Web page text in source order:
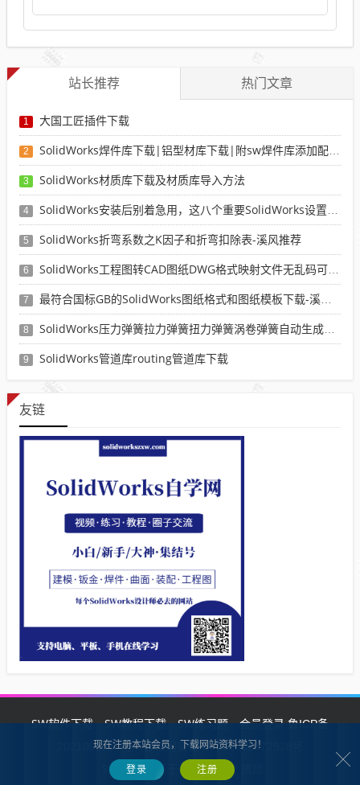
站长推荐 热门文章
1 大国工匠插件下载
2 SolidWorks焊件库下载|铝型材库下载|附sw焊件库添加配置使用教程
3 SolidWorks材质库下载及材质库导入方法
4 SolidWorks安装后别着急用，这八个重要SolidWorks设置可以提高你的画图效率
5 SolidWorks折弯系数之K因子和折弯扣除表-溪风推荐
6 SolidWorks工程图转CAD图纸DWG格式映射文件无乱码可分层-溪风亲测推荐
7 最符合国标GB的SolidWorks图纸格式和图纸模板下载-溪风专用版
8 SolidWorks压力弹簧拉力弹簧扭力弹簧涡卷弹簧自动生成宏程序下载
9 SolidWorks管道库routing管道库下载
友链
SW软件下载 SW教程下载 SW练习题 会员登录鲁ICP备
2021002287号-1鲁公网安备 37132902372928号
SW自学网 基于 Z-BlogPHP
现在注册本站会员，下载网站资料学习！
登录 注册